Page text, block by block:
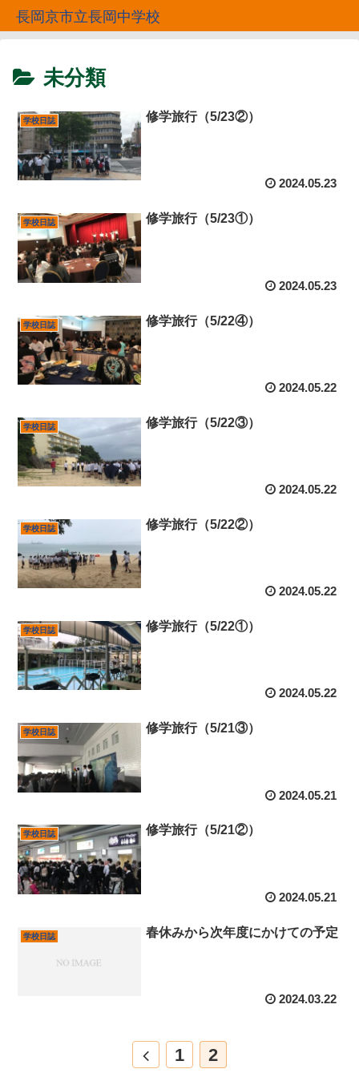
長岡京市立長岡中学校
未分類
学校日誌 修学旅行（5/23②）
2024.05.23
学校日誌 修学旅行（5/23①）
2024.05.23
学校日誌 修学旅行（5/22④）
2024.05.22
学校日誌 修学旅行（5/22③）
2024.05.22
学校日誌 修学旅行（5/22②）
2024.05.22
学校日誌 修学旅行（5/22①）
2024.05.22
学校日誌 修学旅行（5/21③）
2024.05.21
学校日誌 修学旅行（5/21②）
2024.05.21
学校日誌 春休みから次年度にかけての予定
2024.03.22
1 2